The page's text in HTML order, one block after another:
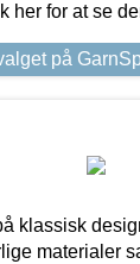
her for at se
på
klassisk
materialer